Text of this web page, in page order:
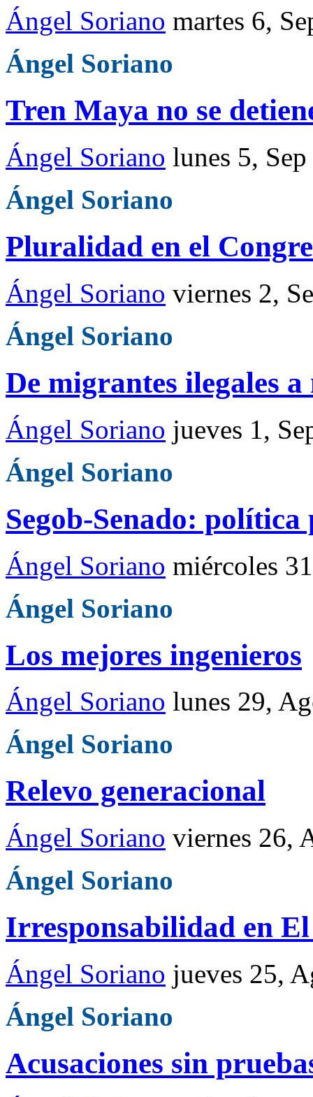
Ángel Soriano martes 6,
Ángel Soriano
Tren Maya no se
Ángel Soriano lunes 5,
Ángel Soriano
Pluralidad en el
Ángel Soriano viernes 2,
Ángel Soriano
De migrantes ilegales
Ángel Soriano jueves 1,
Ángel Soriano
Segob-Senado: política
Ángel Soriano miércoles
Ángel Soriano
Los mejores ingenieros
Ángel Soriano lunes 29,
Ángel Soriano
Relevo generacional
Ángel Soriano viernes 26,
Ángel Soriano
Irresponsabilidad en
Ángel Soriano jueves 25,
Ángel Soriano
Acusaciones sin